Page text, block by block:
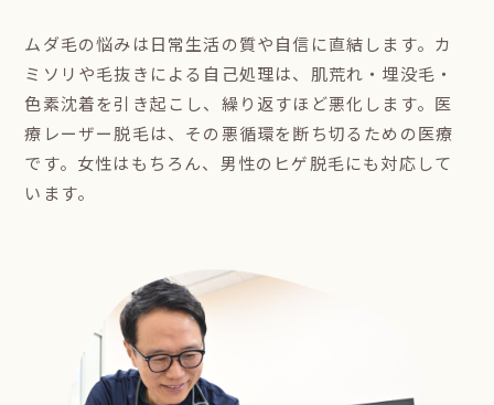
ムダ毛の悩みは日常生活の質や自信に直結します。カ
ミソリや毛抜きによる自己処理は、肌荒れ・埋没毛・
色素沈着を引き起こし、繰り返すほど悪化します。医
療レーザー脱毛は、その悪循環を断ち切るための医療
です。女性はもちろん、男性のヒゲ脱毛にも対応して
います。